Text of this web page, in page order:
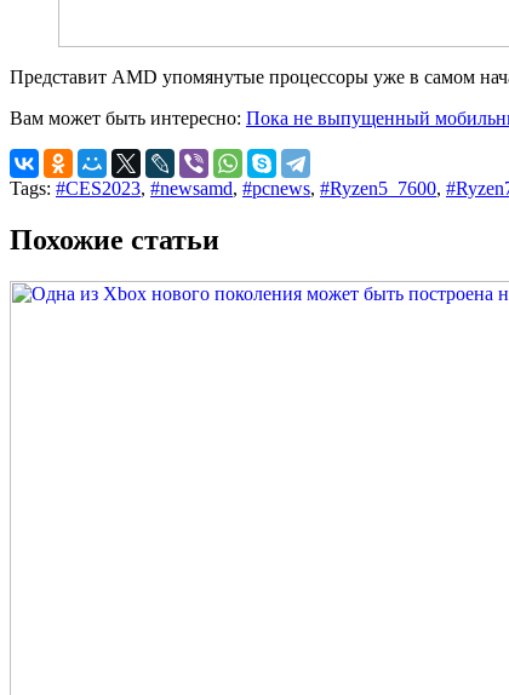
Представит AMD упомянутые процессоры уже в самом
Вам может быть интересно: Пока не выпущенный
Tags: #CES2023, #newsamd, #pcnews, #Ryzen5_7600,
Похожие статьи